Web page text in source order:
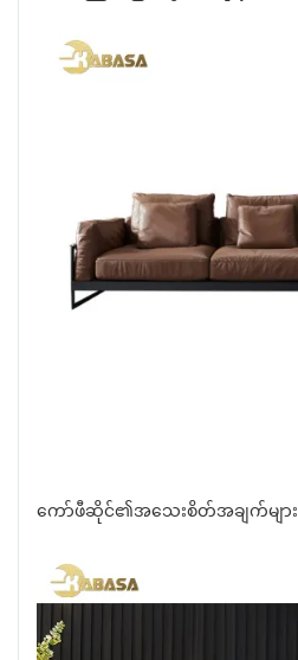
ကော်ဖီဆိုင်၏အသေးစိတ်အချက်များ